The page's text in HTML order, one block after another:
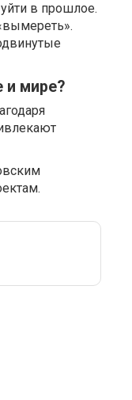
в прошлое.
и мире?